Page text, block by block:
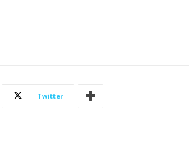
Twitter